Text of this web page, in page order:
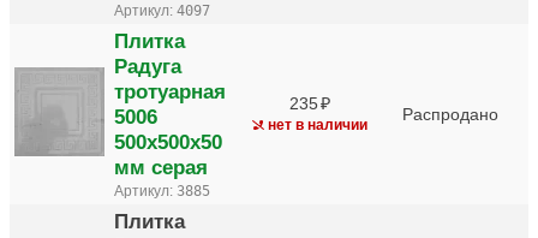
Артикул: 4097
Плитка
Радуга
тротуарная
5006
500х500х50
мм серая
Артикул: 3885
235
нет в наличии
Распродано
Плитка